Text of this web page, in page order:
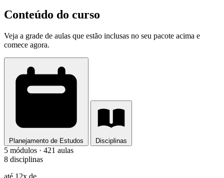
Conteúdo do curso
Veja a grade de aulas que estão inclusas no seu pacote acima e
comece agora.
Planejamento de Estudos Disciplinas
5 módulos · 421 aulas
8 disciplinas